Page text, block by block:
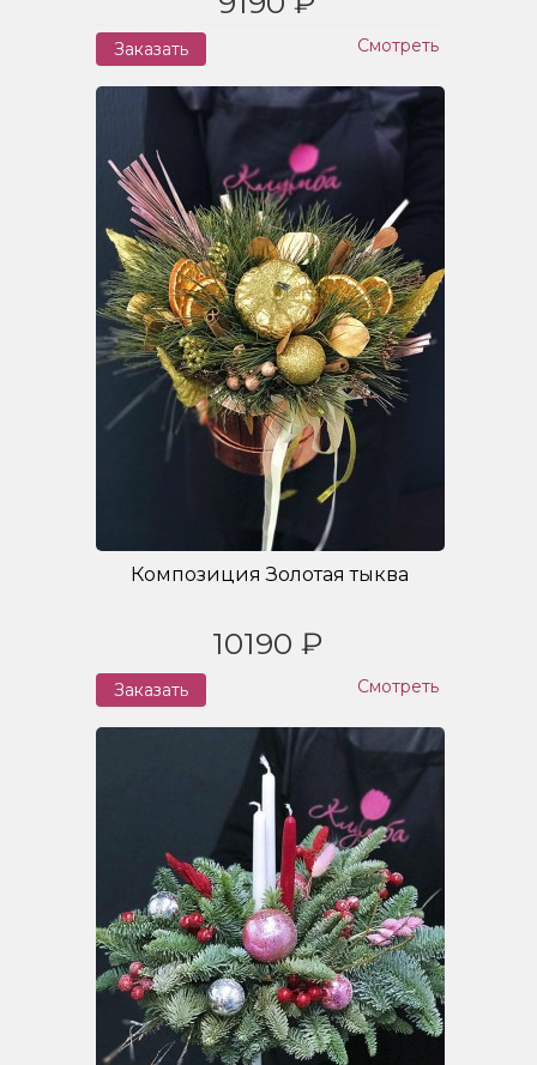
Заказать Смотреть
Композиция Золотая тыква
10190 ₽
Заказать Смотреть